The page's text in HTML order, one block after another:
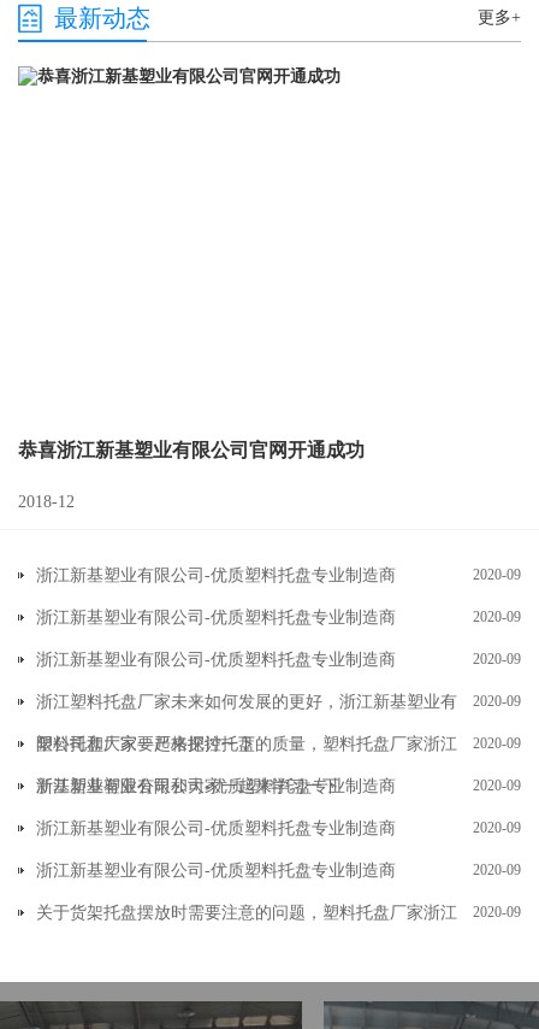
更多+
最新动态
恭喜浙江新基塑业有限公司官网开通成功
2018-12
2020-09
浙江新基塑业有限公司-优质塑料托盘专业制造商
2020-09
浙江新基塑业有限公司-优质塑料托盘专业制造商
2020-09
浙江新基塑业有限公司-优质塑料托盘专业制造商
2020-09
浙江塑料托盘厂家未来如何发展的更好，浙江新基塑业有
限公司和大家一起来探讨一下 2020-09
塑料托盘厂家要严格把控托盘的质量，塑料托盘厂家浙江
新基塑业有限公司和大家一起来学习一下 2020-09
浙江新基塑业有限公司-优质塑料托盘专业制造商
2020-09
浙江新基塑业有限公司-优质塑料托盘专业制造商
2020-09
浙江新基塑业有限公司-优质塑料托盘专业制造商
2020-09
关于货架托盘摆放时需要注意的问题，塑料托盘厂家浙江